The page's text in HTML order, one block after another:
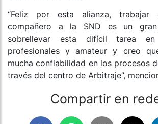
“Feliz por esta alianza,
compañero a la SND es un
sobrellevar esta difícil tarea
profesionales y amateur y creo
mucha confiabilidad en los procesos
través del centro de Arbitraje”,
Compartir en